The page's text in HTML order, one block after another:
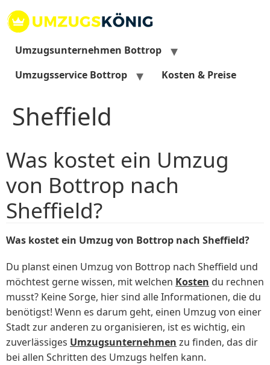
Inhalt
springen
Umzugsunternehmen Bottrop
Umzugsservice Bottrop
Kosten & Preise
Sheffield
Was kostet ein Umzug
von Bottrop nach
Sheffield?
Was kostet ein Umzug von Bottrop nach Sheffield?
Du planst einen Umzug von Bottrop nach Sheffield und
möchtest gerne wissen, mit welchen Kosten du rechnen
musst? Keine Sorge, hier sind alle Informationen, die du
benötigst! Wenn es darum geht, einen Umzug von einer
Stadt zur anderen zu organisieren, ist es wichtig, ein
zuverlässiges Umzugsunternehmen zu finden, das dir
bei allen Schritten des Umzugs helfen kann.